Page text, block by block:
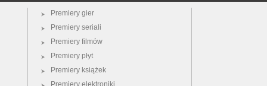
Premiery gier
Premiery seriali
Premiery filmów
Premiery płyt
Premiery książek
Premiery elektroniki